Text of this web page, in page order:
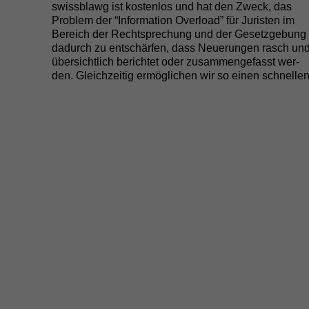
swiss­blawg ist kosten­los und hat den Zweck, das
Prob­lem der “Infor­ma­tion Over­load” für Juris­ten im
Bere­ich der Recht­sprechung und der Geset­zge­bung
dadurch zu entschär­fen, dass Neuerun­gen rasch
über­sichtlich berichtet oder zusam­menge­fasst wer­
den. Gle­ichzeit­ig ermöglichen wir so einen schnellen